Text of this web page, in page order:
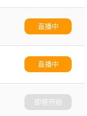
直播中
直播中
即将开始